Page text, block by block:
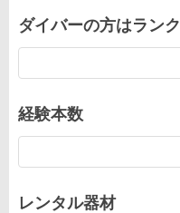
ダイバーの方はランク
経験本数
レンタル器材